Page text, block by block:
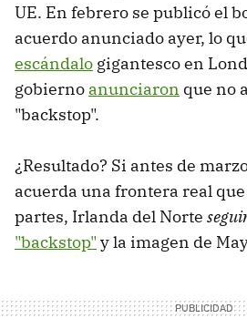
UE. En febrero se publicó el
acuerdo anunciado ayer, lo
escándalo gigantesco en
gobierno anunciaron que no
"backstop".
¿Resultado? Si antes de
acuerda una frontera real
partes, Irlanda del Norte
"backstop" y la imagen de